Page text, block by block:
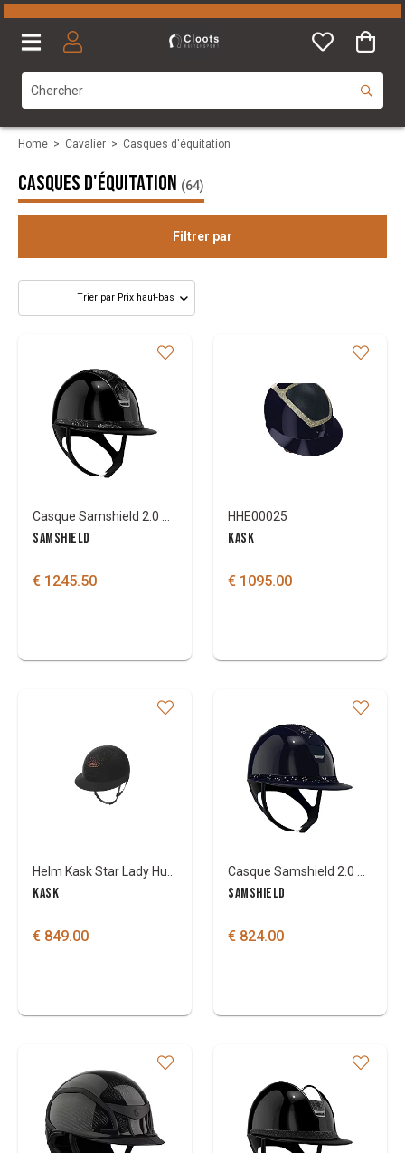
Home > Cavalier > Casques d'équitation
Casques d'équitation (64)
Filtrer par
Marque
SAMSHIELD
€ 1245.50
HHE00025
KASK
€ 1095.00
KASK
€ 849.00
SAMSHIELD
€ 824.00